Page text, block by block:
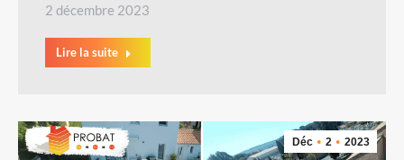
2 décembre 2023
Lire la suite
Déc 2 2023